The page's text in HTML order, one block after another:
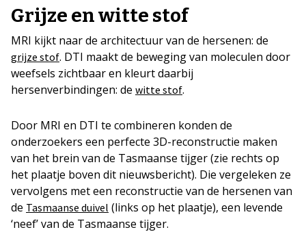
Grijze en witte stof
MRI kijkt naar de architectuur van de hersenen: de
grijze stof. DTI maakt de beweging van moleculen door
weefsels zichtbaar en kleurt daarbij
hersenverbindingen: de witte stof.
Door MRI en DTI te combineren konden de
onderzoekers een perfecte 3D-reconstructie maken
van het brein van de Tasmaanse tijger (zie rechts op
het plaatje boven dit nieuwsbericht). Die vergeleken ze
vervolgens met een reconstructie van de hersenen van
de Tasmaanse duivel (links op het plaatje), een levende
‘neef’ van de Tasmaanse tijger.